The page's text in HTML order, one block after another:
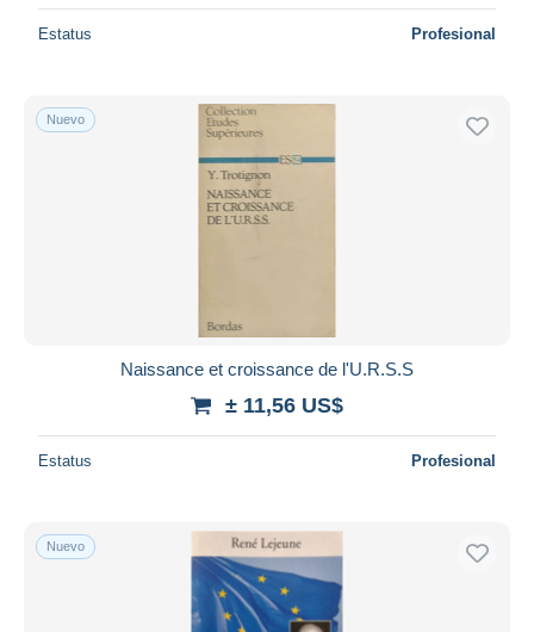
Estatus Profesional
Nuevo
Naissance et croissance de l'U.R.S.S
± 11,56 US$
Estatus Profesional
Nuevo